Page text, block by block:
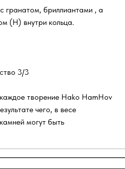
гранатом, бриллиантами , а
(H) внутри кольца.
3/3
творение Hako HamHov
чего, в весе
могут быть